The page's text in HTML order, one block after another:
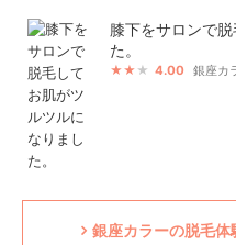
膝下をサロンで
た。
4.00 銀座カ
銀座カラーの脱毛体